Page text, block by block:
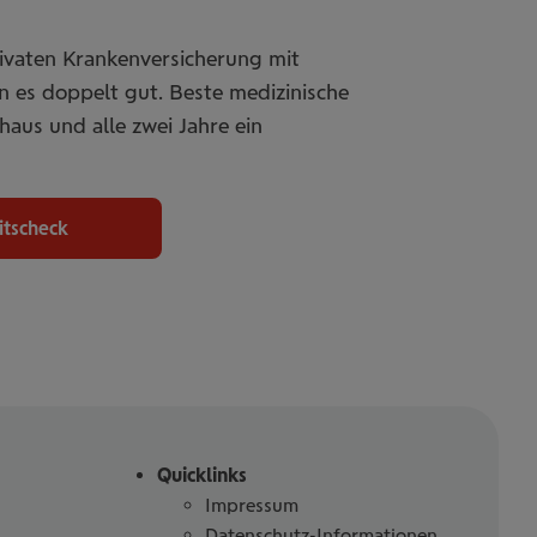
Krankenversicherung mit
es doppelt gut. Beste medizinische
und alle zwei Jahre ein
Quicklinks
Impressum